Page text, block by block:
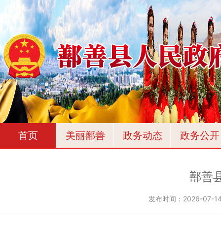
首页 美丽鄯善 政务动态 政务公开
鄯善
发布时间： 2026-07-